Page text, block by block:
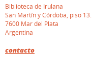
Biblioteca de Irulana
San Martín y Córdoba, piso 13.
7600 Mar del Plata
Argentina
contacto